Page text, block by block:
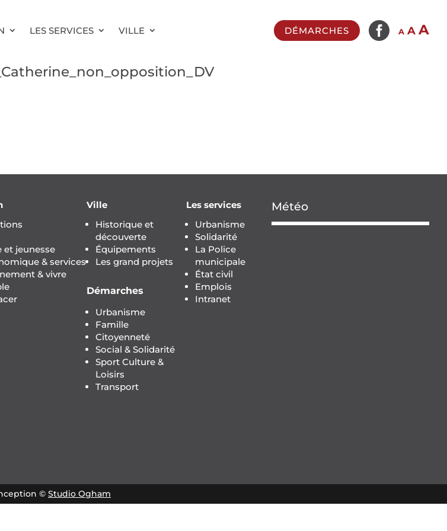
LES SERVICES VILLE DÉMARCHES  A Decrease
A Reset
A
et jeunesse
& services
& vivre
Ville
Historique et
découverte
Équipements
Les grand projets
Démarches
Urbanisme
Famille
Citoyenneté
Social & Solidarité
Sport Culture &
Loisirs
Transport
Les services
Urbanisme
Solidarité
La Police
municipale
État civil
Emplois
Intranet
Météo
© Studio Ogham